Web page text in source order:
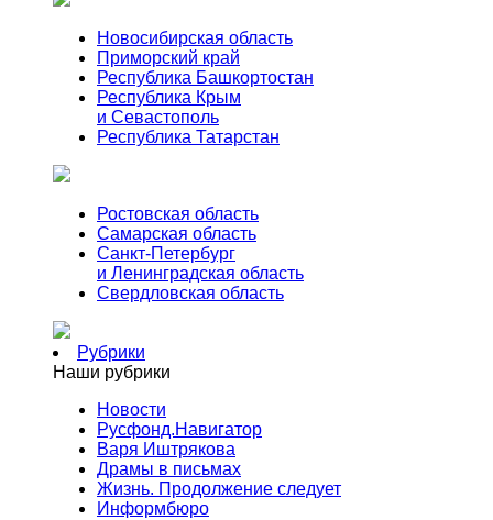
Новосибирская область
Приморский край
Республика Башкортостан
Республика Крым
и Севастополь
Республика Татарстан
Ростовская область
Самарская область
Санкт-Петербург
и Ленинградская область
Свердловская область
Рубрики
Наши рубрики
Новости
Русфонд.Навигатор
Варя Иштрякова
Драмы в письмах
Жизнь. Продолжение следует
Информбюро